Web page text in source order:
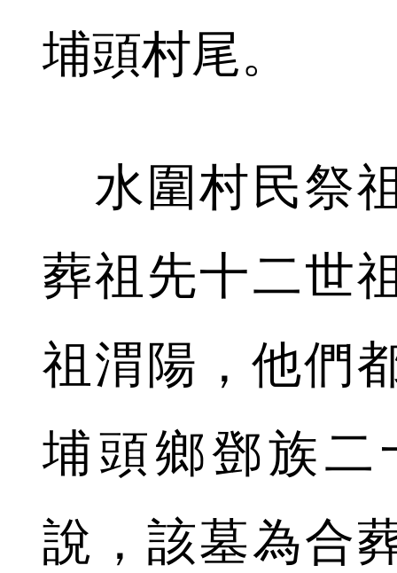
埔頭村尾。
水圍村民祭
葬祖先十二世
祖渭陽，他們
埔頭鄉鄧族二
說，該墓為合